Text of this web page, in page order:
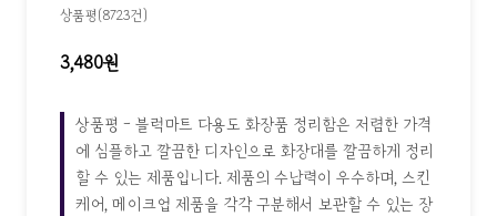
상품평(8723건)
3,480원
상품평 - 블럭마트 다용도 화장품 정리함은 저렴한 가격
에 심플하고 깔끔한 디자인으로 화장대를 깔끔하게 정리
할 수 있는 제품입니다. 제품의 수납력이 우수하며, 스킨
케어, 메이크업 제품을 각각 구분해서 보관할 수 있는 장